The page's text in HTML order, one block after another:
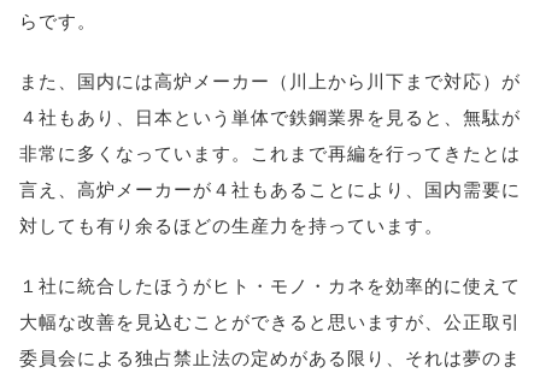
らです。
また、国内には高炉メーカー（川上から川下まで対応）が
４社もあり、日本という単体で鉄鋼業界を見ると、無駄が
非常に多くなっています。これまで再編を行ってきたとは
言え、高炉メーカーが４社もあることにより、国内需要に
対しても有り余るほどの生産力を持っています。
１社に統合したほうがヒト・モノ・カネを効率的に使えて
大幅な改善を見込むことができると思いますが、公正取引
委員会による独占禁止法の定めがある限り、それは夢のま